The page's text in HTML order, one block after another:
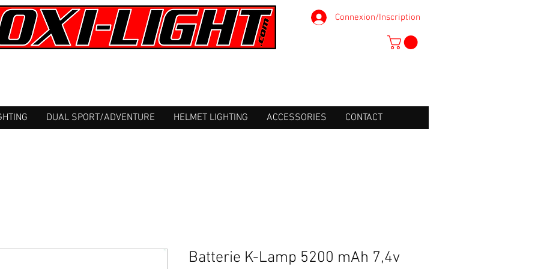
Connexion/Inscription
DUAL SPORT/ADVENTURE HELMET LIGHTING ACCESSORIES CONTACT
Batterie K-Lamp 5200 mAh 7,4v